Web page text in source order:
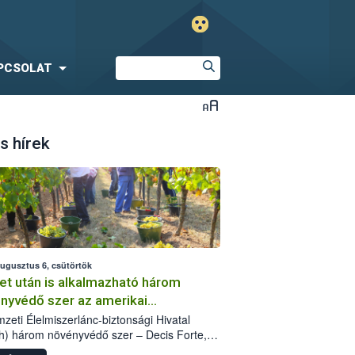
hírek
6, csütörtök
után is alkalmazható három
szer az amerikai
ellen
Élelmiszerlánc-biztonsági Hivatal
három növényvédő szer – Decis Forte,
24 EW, Oroganic – engedélyokiratát